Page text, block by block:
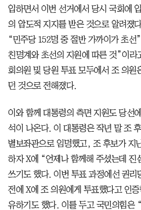
입하면서 이번 선거에서 당시 국회에
의 압도적 지지를 받은 것으로 알려졌
“민주당 152명 중 절반 가까이가 초선
친명계와 초선의 지원에 따른 것”이라
회의원 및 당원 투표 모두에서 조 의원
던 것으로 전해졌다.
이와 함께 대통령의 측면 지원도 당선
석이 나온다. 이 대통령은 작년 말 조
별보좌관으로 임명했고, 조 후보가 지
하자 X에 “언제나 함께해 주셨는데 진
쓰기도 했다. 이번 투표 과정에선 권리
전에 X에 조 의원에게 투표했다고 인
유하기도 했다. 이를 두고 국민의힘은